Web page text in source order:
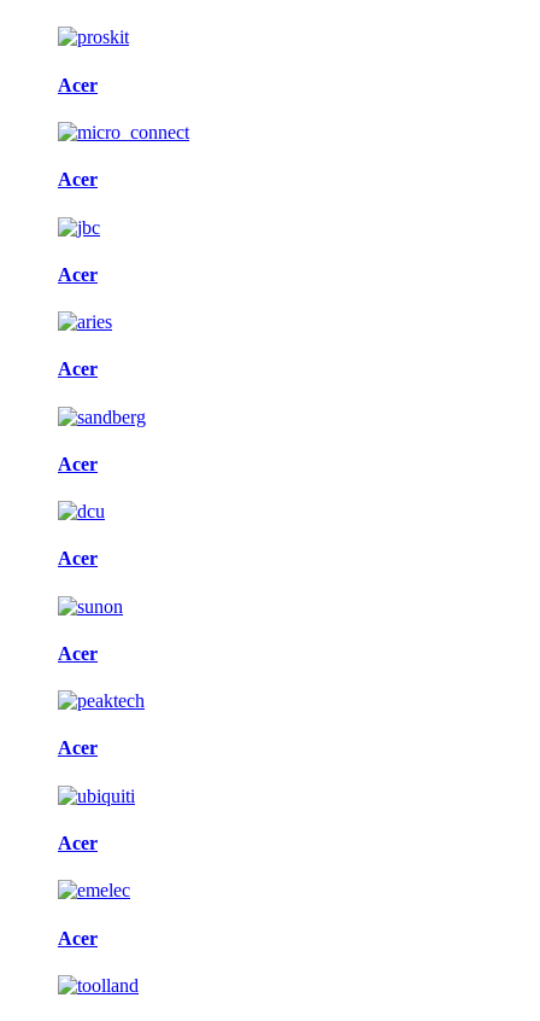
Acer
Acer
Acer
Acer
Acer
Acer
Acer
Acer
Acer
Acer